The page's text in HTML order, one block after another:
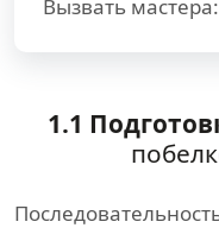
Вызвать мастера:
1.1